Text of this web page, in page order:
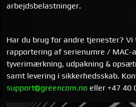
arbejdsbelastninger.
Har du brug for andre tjenester? Vi
rapportering af serienumre / MAC-
tyverimærkning, udpakning &
samt levering i sikkerhedsskab.
support@greencom.no eller +47 40